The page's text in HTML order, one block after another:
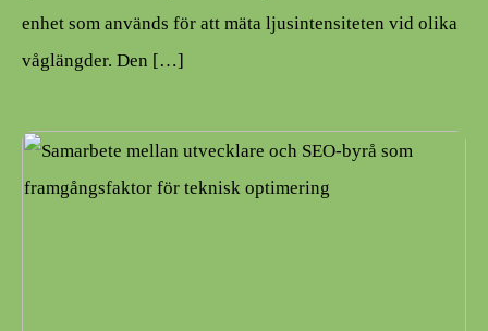
enhet som används för att mäta ljusintensiteten vid olika
våglängder. Den […]